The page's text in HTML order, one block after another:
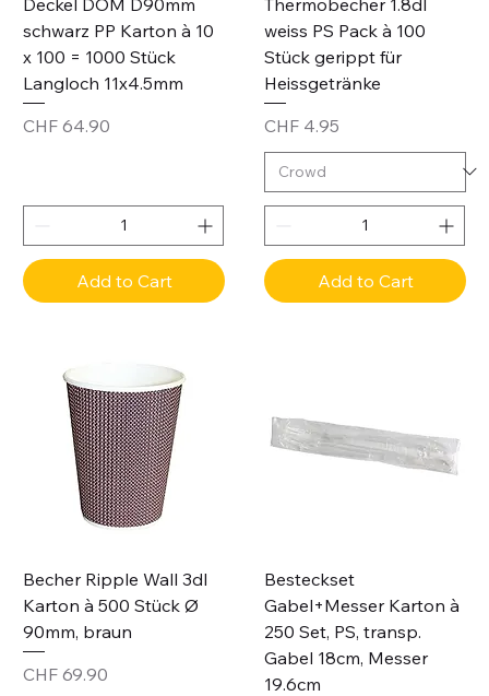
schwarz PP Karton à 10
x 100 = 1000 Stück
Langloch 11x4.5mm
Price
CHF 64.90
Add to Cart
weiss PS Pack à 100
Stück gerippt für
Heissgetränke
Price
CHF 4.95
Add to Cart
Becher Ripple Wall 3dl
Karton à 500 Stück Ø
90mm, braun
Price
CHF 69.90
Besteckset
Gabel+Messer Karton à
250 Set, PS, transp.
Gabel 18cm, Messer
19.6cm